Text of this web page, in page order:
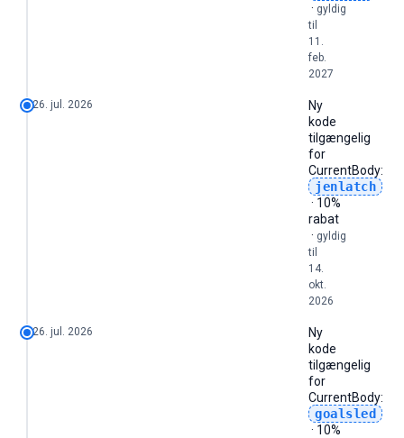
· gyldig
til
11.
feb.
2027
26. jul. 2026
Ny
kode
tilgængelig
for
CurrentBody:
jenlatch
· 10%
rabat
· gyldig
til
14.
okt.
2026
26. jul. 2026
Ny
kode
tilgængelig
for
CurrentBody:
goalsled
· 10%